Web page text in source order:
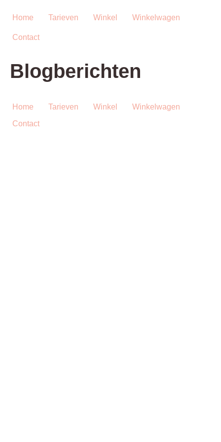
naar
inhoud
Home Tarieven Winkel Winkelwagen
Contact
Blogberichten
Home Tarieven Winkel
Winkelwagen
Contact